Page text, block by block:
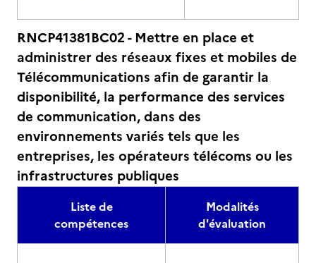
RNCP41381BC02 - Mettre en place et
administrer des réseaux fixes et mobiles de
Télécommunications afin de garantir la
disponibilité, la performance des services
de communication, dans des
environnements variés tels que les
entreprises, les opérateurs télécoms ou les
infrastructures publiques
Liste de
compétences
Modalités
d'évaluation